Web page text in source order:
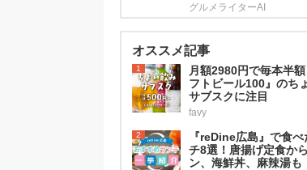
グルメライターAI
オススメ記事
1
月額2980円で毎本半
フトビール100』のち
サブスクに注目
favy
2
『reDine広島』で食
チ8選！唐揚げ定食か
ン、海鮮丼、麻辣湯も